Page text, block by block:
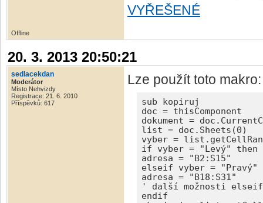
VYŘEŠENÉ
Offline
20. 3. 2013 20:50:21
sedlacekdan
Moderátor
Místo Nehvizdy
Registrace: 21. 6. 2010
Příspěvků: 617
Lze použít toto makro:
sub kopiruj
doc = thisComponent
dokument =
list = doc.Sheets(0)
vyber =
if vyber = "Levý" then
adresa = "B2:S15"
elseif vyber = "Pravý"
adresa = "B18:S31"
' další možnosti elseif
endif